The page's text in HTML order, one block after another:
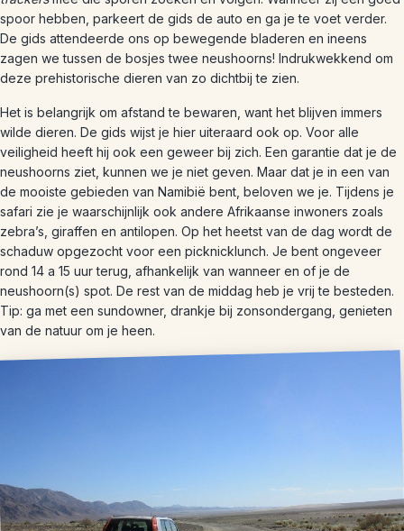
spoor hebben, parkeert de gids de auto en ga je te voet verder.
De gids attendeerde ons op bewegende bladeren en ineens
zagen we tussen de bosjes twee neushoorns! Indrukwekkend om
deze prehistorische dieren van zo dichtbij te zien.
Het is belangrijk om afstand te bewaren, want het blijven immers
wilde dieren. De gids wijst je hier uiteraard ook op. Voor alle
veiligheid heeft hij ook een geweer bij zich. Een garantie dat je de
neushoorns ziet, kunnen we je niet geven. Maar dat je in een van
de mooiste gebieden van Namibië bent, beloven we je. Tijdens je
safari zie je waarschijnlijk ook andere Afrikaanse inwoners zoals
zebra’s, giraffen en antilopen. Op het heetst van de dag wordt de
schaduw opgezocht voor een picknicklunch. Je bent ongeveer
rond 14 a 15 uur terug, afhankelijk van wanneer en of je de
neushoorn(s) spot. De rest van de middag heb je vrij te besteden.
Tip: ga met een sundowner, drankje bij zonsondergang, genieten
van de natuur om je heen.